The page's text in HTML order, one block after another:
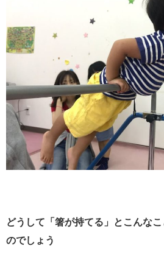
どうして「箸が持てる」とこんな
のでしょう